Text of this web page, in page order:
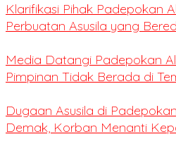
Klarifikasi Pihak Padepokan
Perbuatan Asusila yang
Media Datangi Padepokan
Pimpinan Tidak Berada di
Dugaan Asusila di
Demak, Korban Menanti